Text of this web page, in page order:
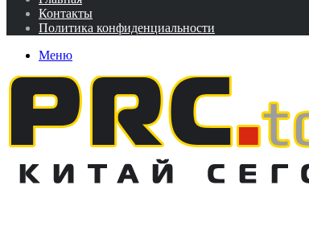
Контакты
Политика конфиденциальности
Меню